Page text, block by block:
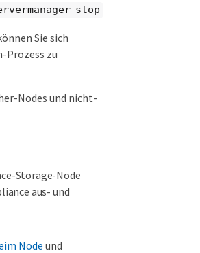
stop
Sie sich
Prozess zu
Nodes und nicht-
Storage-Node
aus- und
Nodeund